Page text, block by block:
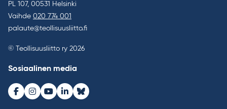
PL 107, 00531 Helsinki
Vaihde 020 774 001
palaute@teollisuusliitto.fi
© Teollisuusliitto ry 2026
Sosiaalinen media
Facebook
Instagram
Youtube
LinkedInBluesky